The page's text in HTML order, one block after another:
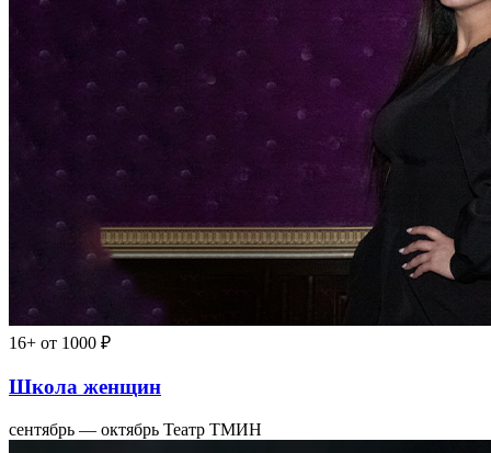
16+ от 1000 ₽
Школа женщин
сентябрь — октябрь Театр ТМИН